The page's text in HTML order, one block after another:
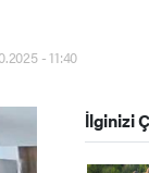
- 11:40
İlginizi